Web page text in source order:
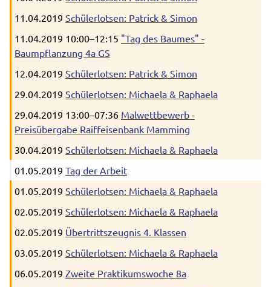
11.04.2019 Schülerlotsen: Patrick & Simon
11.04.2019 10:00–12:15 "Tag des Baumes" -
Baumpflanzung 4a GS
12.04.2019 Schülerlotsen: Patrick & Simon
29.04.2019 Schülerlotsen: Michaela & Raphaela
29.04.2019 13:00–07:36 Malwettbewerb -
Preisübergabe Raiffeisenbank Mamming
30.04.2019 Schülerlotsen: Michaela & Raphaela
01.05.2019 Tag der Arbeit
01.05.2019 Schülerlotsen: Michaela & Raphaela
02.05.2019 Schülerlotsen: Michaela & Raphaela
02.05.2019 Übertrittszeugnis 4. Klassen
03.05.2019 Schülerlotsen: Michaela & Raphaela
06.05.2019 Zweite Praktikumswoche 8a